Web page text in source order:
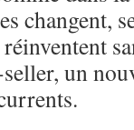
changent,
un